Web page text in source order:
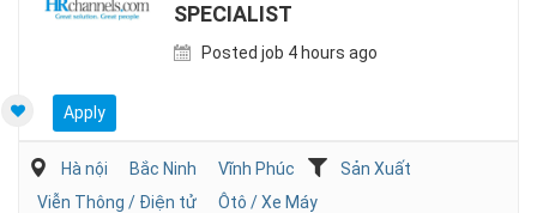
SPECIALIST
Posted job 4 hours ago
Apply
Hà nội Bắc Ninh Vĩnh Phúc
Sản Xuất
Viễn Thông / Điện tử
Ôtô / Xe Máy